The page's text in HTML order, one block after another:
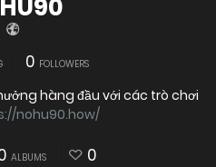
0 FOLLOWERS
hàng đầu với các trò chơi
nohu90.how/
ALBUMS 0